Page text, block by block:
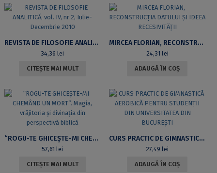
REVISTA DE FILOSOFIE ANALITICĂ, VOL. IV, NR 2, IULIE-DECEMBRIE 2010
34,36lei
CITEȘTE MAI MULT
MIRCEA FLORIAN, RECONSTRUCȚIA DATULUI ȘI IDEEA RECESIVITĂȚII
24,31 lei
ADAUGĂ ÎN COȘ
“ROGU-TE GHICEȘTE-MI CHEMÂND UN MORT”. MAGIA, VRĂJITORIA ȘI DIVINAȚIA DIN PERSPECTIVĂ BIBLICĂ
57,61lei
CITEȘTE MAI MULT
CURS PRACTIC DE GIMNASTICĂ AEROBICĂ PENTRU STUDENȚII DIN UNIVERSITATEA DIN BUCUREȘTI
27,49lei
ADAUGĂ ÎN COȘ